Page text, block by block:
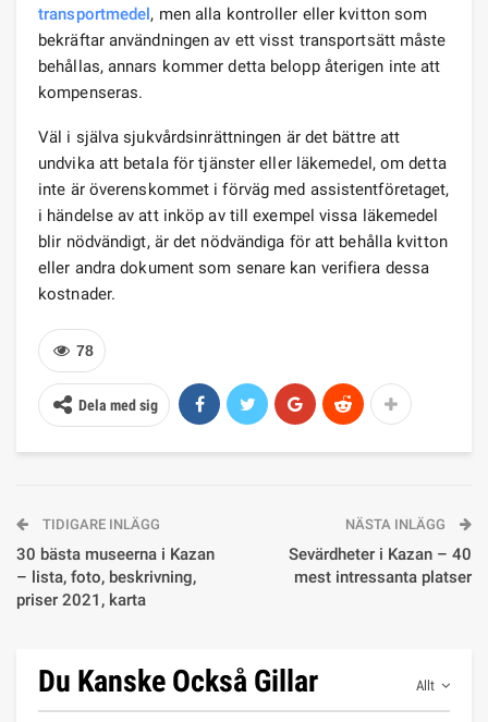
transportmedel, men alla kontroller eller kvitton som
bekräftar användningen av ett visst transportsätt måste
behållas, annars kommer detta belopp återigen inte att
kompenseras.
Väl i själva sjukvårdsinrättningen är det bättre att
undvika att betala för tjänster eller läkemedel, om detta
inte är överenskommet i förväg med assistentföretaget,
i händelse av att inköp av till exempel vissa läkemedel
blir nödvändigt, är det nödvändiga för att behålla kvitton
eller andra dokument som senare kan verifiera dessa
kostnader.
78
Dela med sig
TIDIGARE INLÄGG
30 bästa museerna i Kazan
– lista, foto, beskrivning,
priser 2021, karta
NÄSTA INLÄGG
Sevärdheter i Kazan – 40
mest intressanta platser
Allt
Du Kanske Också Gillar